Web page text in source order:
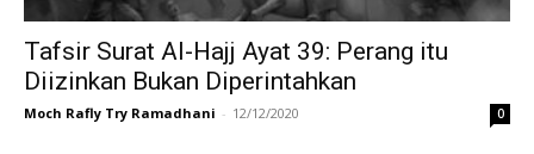
Tafsir Surat Al-Hajj Ayat 39: Perang itu
Diizinkan Bukan Diperintahkan
Moch Rafly Try Ramadhani - 12/12/2020 0